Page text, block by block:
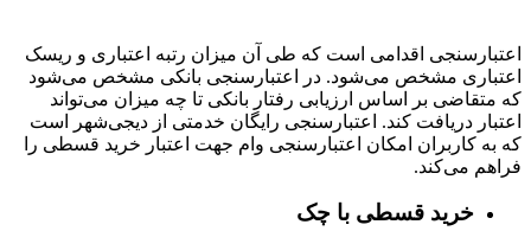
اعتبارسنجی اقدامی است که طی آن میزان رتبه اعتباری و ریسک
اعتباری مشخص می‌شود. در اعتبارسنجی بانکی مشخص می‌شود
که متقاضی بر اساس ارزیابی رفتار بانکی تا چه میزان می‌تواند
اعتبار دریافت کند. اعتبارسنجی رایگان خدمتی از دیجی‌شهر است
که به کاربران امکان اعتبارسنجی وام جهت اعتبار خرید قسطی را
فراهم می‌کند.
خرید قسطی با چک